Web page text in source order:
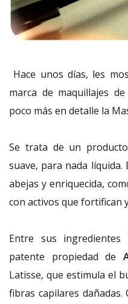
Hace unos días, les
marca de maquillajes de
poco más en detalle la
Se trata de un
suave, para nada
abejas y enriquecida,
con activos que fortifican
Entre sus
patente propiedad de
Latisse, que estimula el
fibras capilares